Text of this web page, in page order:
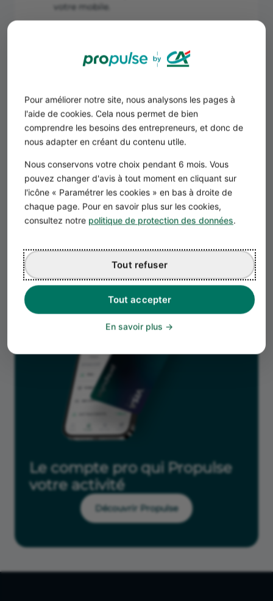
Pour améliorer notre site, nous analysons les pages à
l'aide de cookies. Cela nous permet de bien
comprendre les besoins des entrepreneurs, et donc de
nous adapter en créant du contenu utile.
Nous conservons votre choix pendant 6 mois. Vous
pouvez changer d'avis à tout moment en cliquant sur
l'icône « Paramétrer les cookies » en bas à droite de
chaque page. Pour en savoir plus sur les cookies,
consultez notre politique de protection des données.
Tout accepter
Tout refuser
En savoir plus
votre mobile.
Des outils innovants
tâches administratives, fiscales et
comptables.
Un accompagnement
Des services pour vous accompagner dans
la création et le développement de votre
activité
Le compte pro qui Propulse
votre activité
Découvrir Propulse